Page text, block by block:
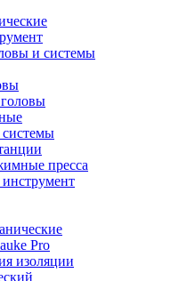
и системы
пресса
Pro
изоляции